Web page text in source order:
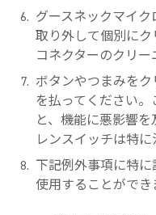
グースネックマイク
取り外して個別に
コネクターのクリー
ボタンやつまみを
を払ってください
と、機能に悪影響
レンスイッチは特に
下記例外事項に特
使用することができ